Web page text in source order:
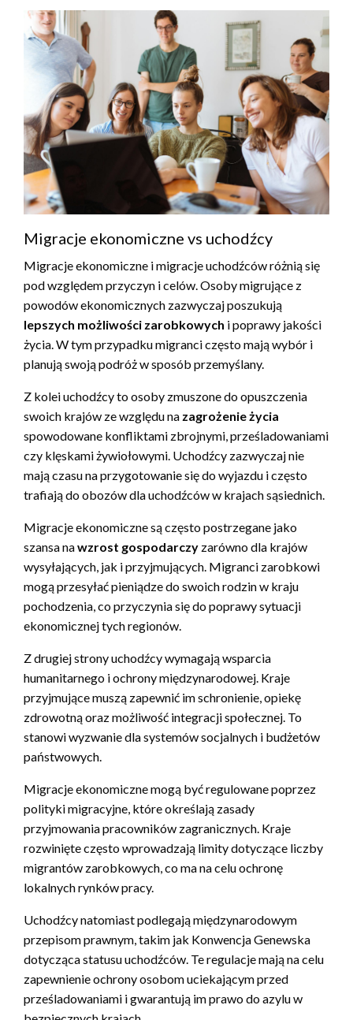
Migracje ekonomiczne vs uchodźcy
Migracje ekonomiczne i migracje uchodźców różnią się
pod względem przyczyn i celów. Osoby migrujące z
powodów ekonomicznych zazwyczaj poszukują
lepszych możliwości zarobkowych i poprawy jakości
życia. W tym przypadku migranci często mają wybór i
planują swoją podróż w sposób przemyślany.
Z kolei uchodźcy to osoby zmuszone do opuszczenia
swoich krajów ze względu na zagrożenie życia
spowodowane konfliktami zbrojnymi, prześladowaniami
czy klęskami żywiołowymi. Uchodźcy zazwyczaj nie
mają czasu na przygotowanie się do wyjazdu i często
trafiają do obozów dla uchodźców w krajach sąsiednich.
Migracje ekonomiczne są często postrzegane jako
szansa nawzrost gospodarczy zarówno dla krajów
wysyłających, jak i przyjmujących. Migranci zarobkowi
mogą przesyłać pieniądze do swoich rodzin w kraju
pochodzenia, co przyczynia się do poprawy sytuacji
ekonomicznej tych regionów.
Z drugiej strony uchodźcy wymagają wsparcia
humanitarnego i ochrony międzynarodowej. Kraje
przyjmujące muszą zapewnić im schronienie, opiekę
zdrowotną oraz możliwość integracji społecznej. To
stanowi wyzwanie dla systemów socjalnych i budżetów
państwowych.
Migracje ekonomiczne mogą być regulowane poprzez
polityki migracyjne, które określają zasady
przyjmowania pracowników zagranicznych. Kraje
rozwinięte często wprowadzają limity dotyczące liczby
migrantów zarobkowych, co ma na celu ochronę
lokalnych rynków pracy.
Uchodźcy natomiast podlegają międzynarodowym
przepisom prawnym, takim jak Konwencja Genewska
dotycząca statusu uchodźców. Te regulacje mają na celu
zapewnienie ochrony osobom uciekającym przed
prześladowaniami i gwarantują im prawo do azylu w